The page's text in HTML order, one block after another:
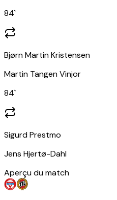
84`
Bjørn Martin Kristensen
Martin Tangen Vinjor
84`
Sigurd Prestmo
Jens Hjertø-Dahl
Aperçu du match